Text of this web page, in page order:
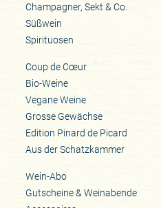
Champagner, Sekt & Co.
Süßwein
Spirituosen
Coup de Cœur
Bio-Weine
Vegane Weine
Grosse Gewächse
Edition Pinard de Picard
Aus der Schatzkammer
Wein-Abo
Gutscheine & Weinabende